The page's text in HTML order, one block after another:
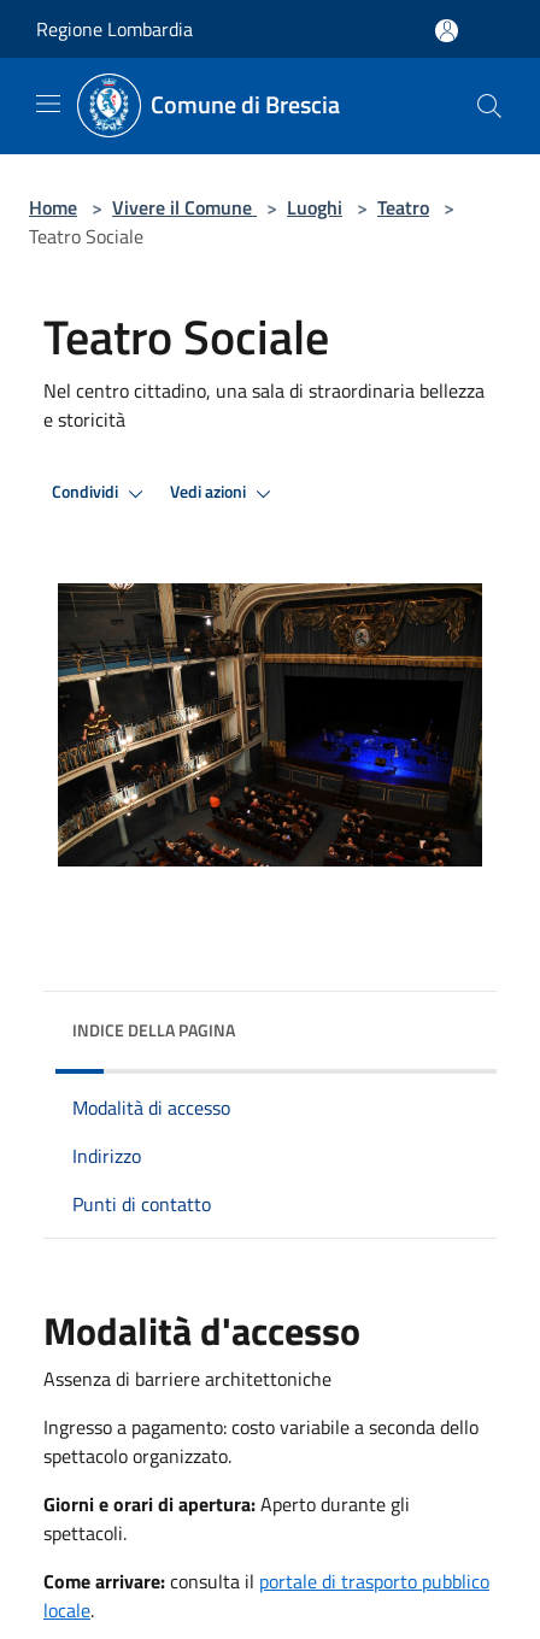
Regione Lombardia
Comune di Brescia
Home > Vivere il Comune > Luoghi > Teatro >
Teatro Sociale
Teatro Sociale
Nel centro cittadino, una sala di straordinaria bellezza
e storicità
Condividi Vedi azioni
INDICE DELLA PAGINA
Modalità di accesso
Indirizzo
Punti di contatto
Modalità d'accesso
Assenza di barriere architettoniche
Ingresso a pagamento: costo variabile a seconda dello
spettacolo organizzato.
Giorni e orari di apertura:Aperto durante gli
spettacoli.
Come arrivare:consulta il portale di trasporto pubblico
locale.